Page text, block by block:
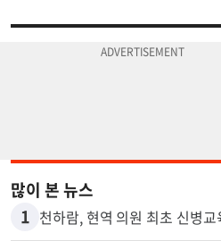
많이 본 뉴스
1